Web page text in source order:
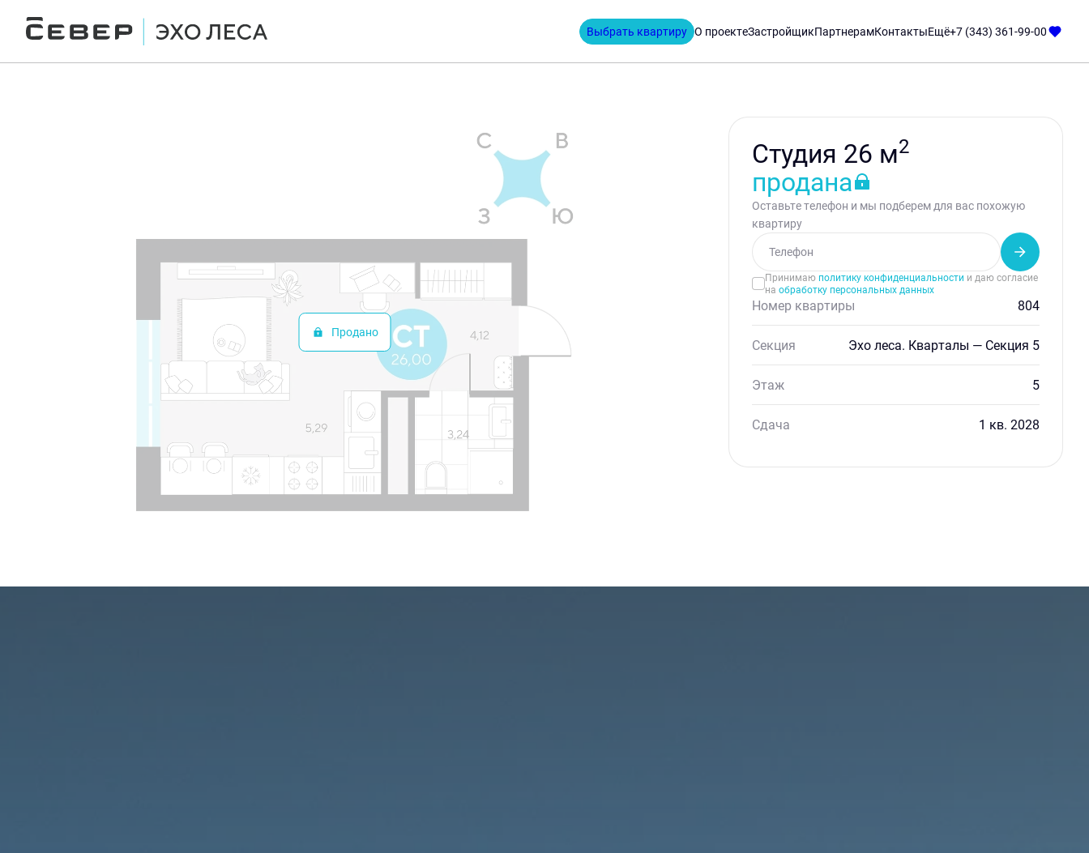
Выбрать квартиру О проектеЗастройщикПартнерамКонтактыЕщё+7 (343) 361-99-00
2 Цена по запросу
Продано
Студия 26 м2
продана
Оставьте телефон и мы подберем для вас похожую
квартиру
Принимаю политику конфиденциальности и даю согласие
на обработку персональных данных
Номер квартиры 804
Секция Эхо леса. Кварталы — Секция 5
Этаж 5
Сдача 1 кв. 2028